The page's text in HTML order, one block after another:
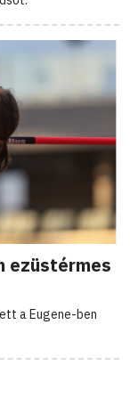
ezüstérmes
a Eugene-ben